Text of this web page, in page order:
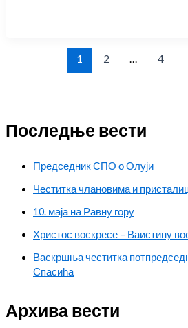
1 2 … 4
Последње вести
Председник СПО о Олуји
Честитка члановима и
10. маја на Равну гору
Христос воскресе – Ваистину
Васкршња честитка
Спасића
Архива вести